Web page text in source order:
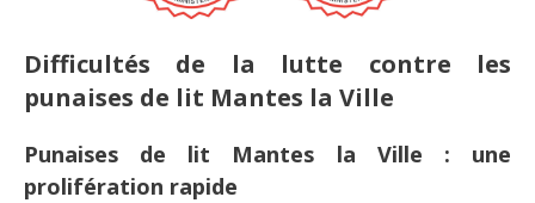
Difficultés de la lutte contre les
punaises de lit Mantes la Ville
Punaises de lit Mantes la Ville : une
prolifération rapide